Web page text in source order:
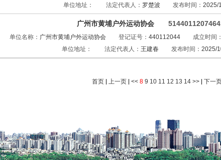
单位地址：
法定代表人： 罗楚波 发布时间： 2025/
广州市黄埔户外运动协会
单位名称： 广州市黄埔户外运动协会 登记证号： 440112044 成立时间：
单位地址：
法定代表人： 王建春 发布时间： 2025/
首页 上一页 << 8 9 10 11 12 13 14 >> 下一